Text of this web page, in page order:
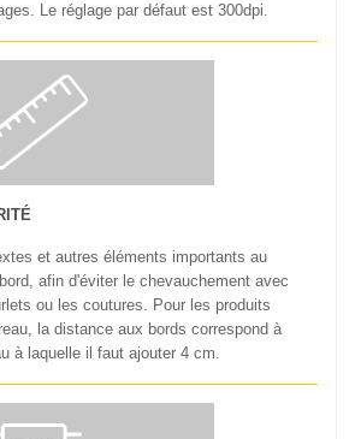
Le réglage par défaut est 300dpi.
et autres éléments importants au
afin d'éviter le chevauchement avec
ou les coutures. Pour les produits
la distance aux bords correspond à
à laquelle il faut ajouter 4 cm.